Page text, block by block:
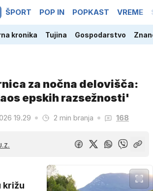
ŠPORT POP IN POPKAST VREME
kronika Tujina Gospodarstvo
za nočna delovišča:
epskih razsežnosti'
19.29 2 min branja 168
križu